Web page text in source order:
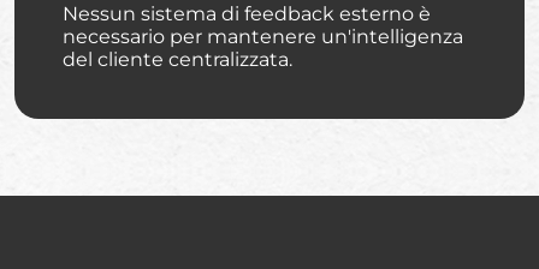
Nessun sistema di feedback esterno è
necessario per mantenere un'intelligenza
del cliente centralizzata.